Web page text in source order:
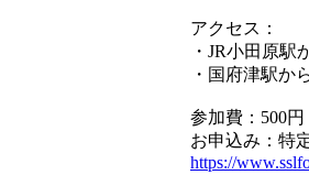
アクセス：
・JR小田原
・国府津駅か
参加費：500
お申込み：特
https://